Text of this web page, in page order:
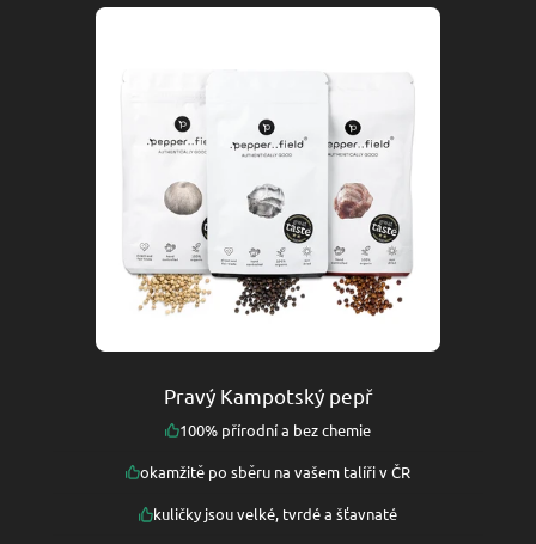
Pravý Kampotský pepř
100% přírodní a bez chemie
okamžitě po sběru na vašem talíři v ČR
kuličky jsou velké, tvrdé a šťavnaté